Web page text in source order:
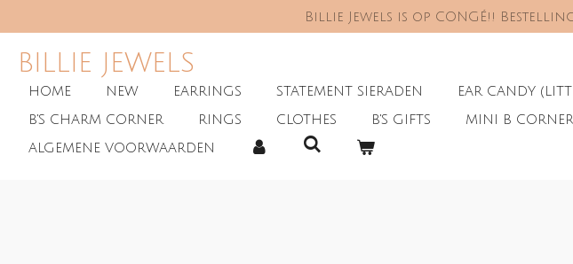
to
main
content
Billie Jewels is op CONGÉ!!
BILLIE JEWELS
HOME NEW EARRINGS STATEMENT SIERADEN EAR CANDY
B'S CHARM CORNER
RINGS CLOTHES B'S GIFTS MINI B
ALGEMENE VOORWAARDEN